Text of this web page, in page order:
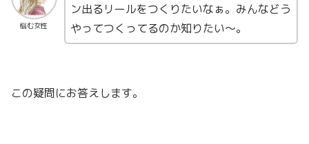
悩む女性
ン出るリールをつくりたいなぁ。みんなどう
やってつくってるのか知りたい〜。
この疑問にお答えします。